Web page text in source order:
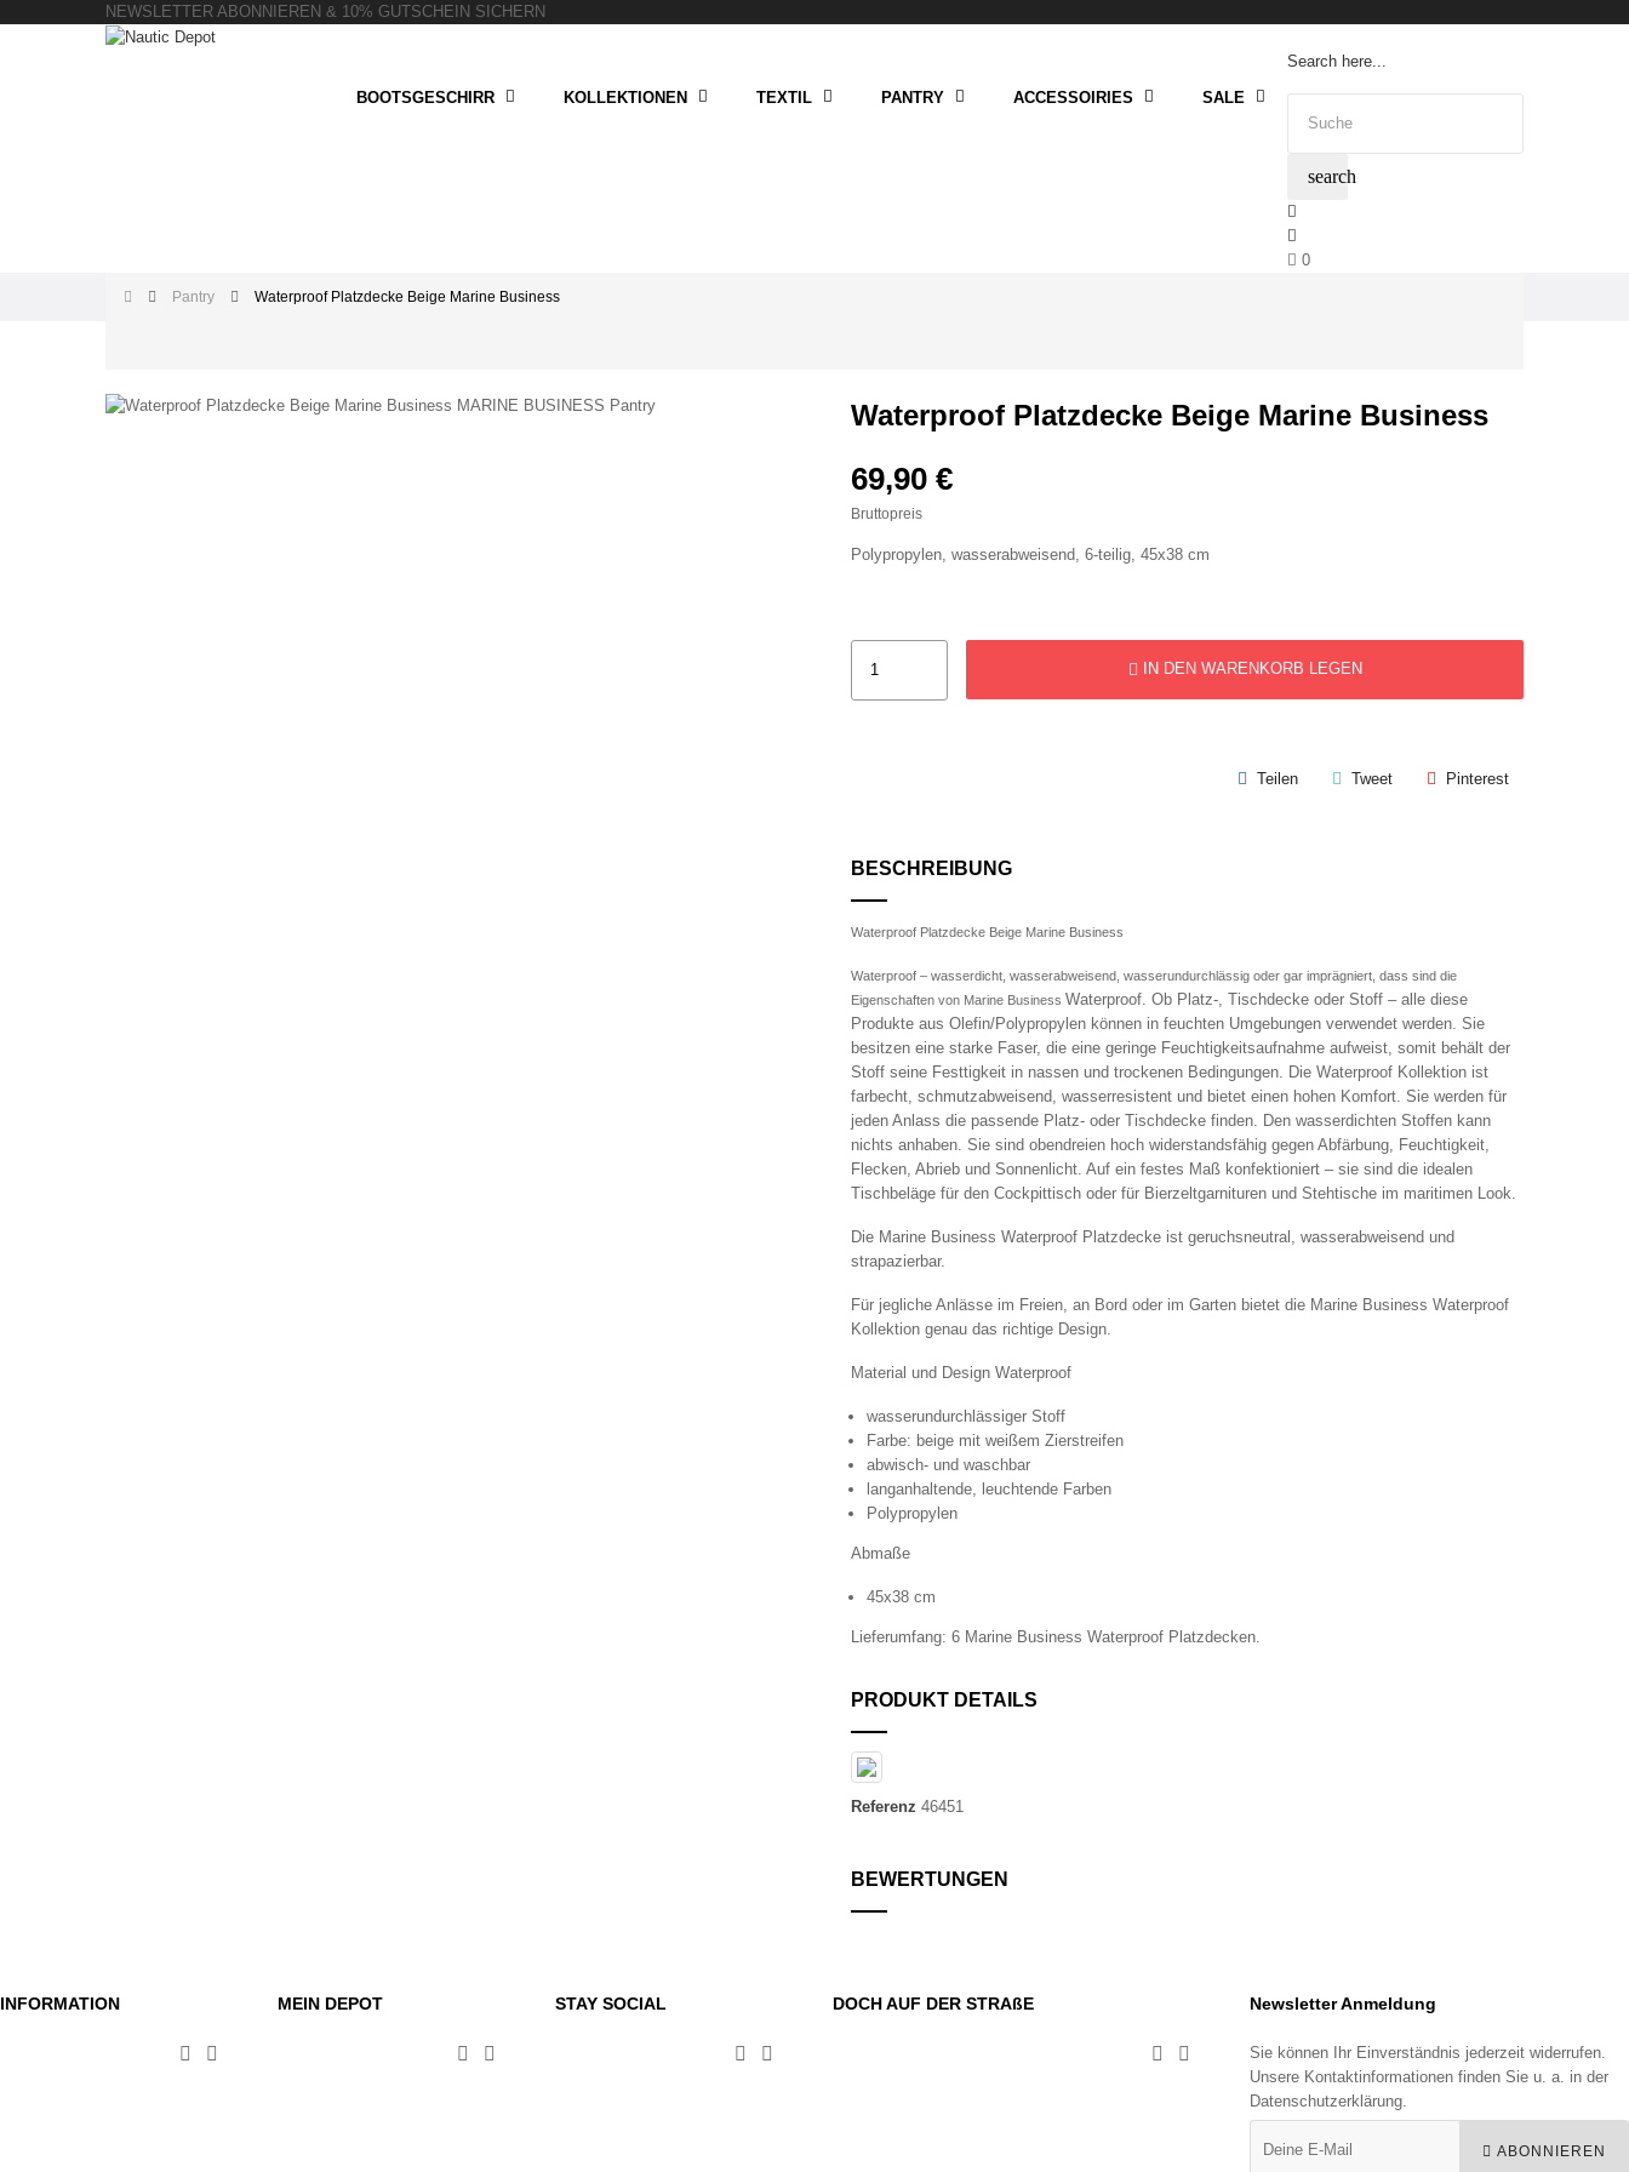
NEWSLETTER ABONNIEREN & 10% GUTSCHEIN SICHERN
BOOTSGESCHIRR KOLLEKTIONEN TEXTIL PANTRY ACCESSOIRIES SALE
Search here...
search
0
Pantry Waterproof Platzdecke Beige Marine Business
Waterproof Platzdecke Beige Marine Business
69,90 €
Bruttopreis
Polypropylen, wasserabweisend, 6-teilig, 45x38 cm
IN DEN WARENKORB LEGEN
Teilen Tweet Pinterest
BESCHREIBUNG
Waterproof Platzdecke Beige Marine Business
Waterproof – wasserdicht, wasserabweisend, wasserundurchlässig oder gar imprägniert, dass sind die
Eigenschaften von Marine Business Waterproof. Ob Platz-, Tischdecke oder Stoff – alle diese
Produkte aus Olefin/Polypropylen können in feuchten Umgebungen verwendet werden. Sie
besitzen eine starke Faser, die eine geringe Feuchtigkeitsaufnahme aufweist, somit behält der
Stoff seine Festtigkeit in nassen und trockenen Bedingungen. Die Waterproof Kollektion ist
farbecht, schmutzabweisend, wasserresistent und bietet einen hohen Komfort. Sie werden für
jeden Anlass die passende Platz- oder Tischdecke finden. Den wasserdichten Stoffen kann
nichts anhaben. Sie sind obendreien hoch widerstandsfähig gegen Abfärbung, Feuchtigkeit,
Flecken, Abrieb und Sonnenlicht. Auf ein festes Maß konfektioniert – sie sind die idealen
Tischbeläge für den Cockpittisch oder für Bierzeltgarnituren und Stehtische im maritimen Look.
Die Marine Business Waterproof Platzdecke ist geruchsneutral, wasserabweisend und
strapazierbar.
Für jegliche Anlässe im Freien, an Bord oder im Garten bietet die Marine Business Waterproof
Kollektion genau das richtige Design.
Material und Design Waterproof
wasserundurchlässiger Stoff
Farbe: beige mit weißem Zierstreifen
abwisch- und waschbar
langanhaltende, leuchtende Farben
Polypropylen
Abmaße
45x38 cm
Lieferumfang: 6 Marine Business Waterproof Platzdecken.
PRODUKT DETAILS
Referenz 46451
BEWERTUNGEN
INFORMATION
 
MEIN DEPOT
 
STAY SOCIAL
 
DOCH AUF DER STRAßE
 
Newsletter Anmeldung
Sie können Ihr Einverständnis jederzeit widerrufen.
Unsere Kontaktinformationen finden Sie u. a. in der
Datenschutzerklärung.
ABONNIEREN